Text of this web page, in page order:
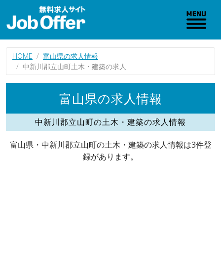
HOME
富山県の求人情報
中新川郡立山町土木・建築の求人
富山県の求人情報
中新川郡立山町の土木・建築の求人情報
富山県・中新川郡立山町の土木・建築の求人情報は3件登
録があります。